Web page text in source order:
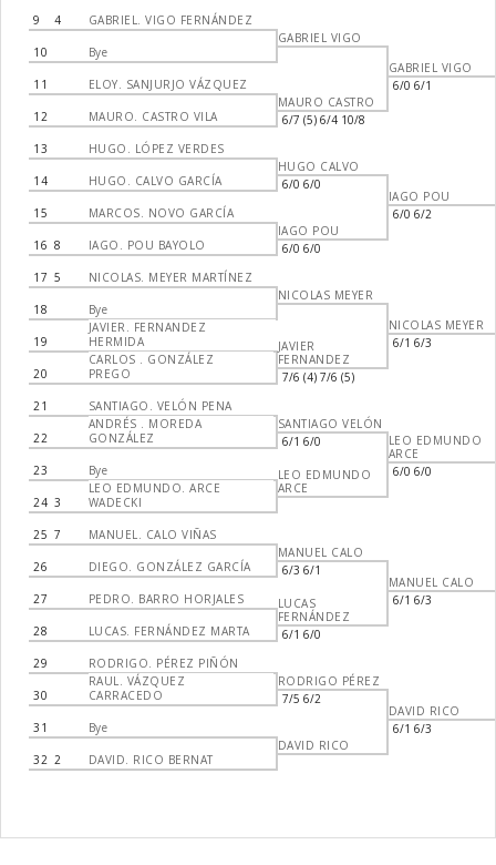
9 4 GABRIEL. VIGO FERNÁNDEZ
10 Bye
11 ELOY. SANJURJO VÁZQUEZ
12 MAURO. CASTRO VILA
13 HUGO. LÓPEZ VERDES
14 HUGO. CALVO GARCÍA
15 MARCOS. NOVO GARCÍA
16 8 IAGO. POU BAYOLO
17 5 NICOLAS. MEYER MARTÍNEZ
18 Bye
19
JAVIER. FERNANDEZ
HERMIDA
20
CARLOS . GONZÁLEZ
PREGO
21 SANTIAGO. VELÓN PENA
22
ANDRÉS . MOREDA
GONZÁLEZ
23 Bye
24 3
LEO EDMUNDO. ARCE
WADECKI
25 7 MANUEL. CALO VIÑAS
26 DIEGO. GONZÁLEZ GARCÍA
27 PEDRO. BARRO HORJALES
28 LUCAS. FERNÁNDEZ MARTA
29 RODRIGO. PÉREZ PIÑÓN
30
RAUL. VÁZQUEZ
CARRACEDO
31 Bye
32 2 DAVID. RICO BERNAT
GABRIEL VIGO
MAURO CASTRO
6/7 (5) 6/4 10/8
HUGO CALVO
6/0 6/0
IAGO POU
6/0 6/0
NICOLAS MEYER
JAVIER
FERNANDEZ
7/6 (4) 7/6 (5)
SANTIAGO VELÓN
6/1 6/0
LEO EDMUNDO
ARCE
MANUEL CALO
6/3 6/1
LUCAS
FERNÁNDEZ
6/1 6/0
RODRIGO PÉREZ
7/5 6/2
DAVID RICO
GABRIEL VIGO
6/0 6/1
IAGO POU
6/0 6/2
NICOLAS MEYER
6/1 6/3
LEO EDMUNDO
ARCE
6/0 6/0
MANUEL CALO
6/1 6/3
DAVID RICO
6/1 6/3